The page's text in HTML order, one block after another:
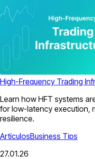
High-Frequency Trading
Learn how HFT systems
for low-latency execution,
resilience.
ArtículosBusiness Tips
27.01.26